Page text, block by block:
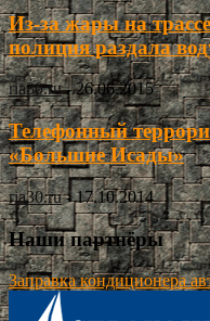
Из-за жары на
полиция раздала
ria30.ru - 26.06.2015
Телефонный
«Большие Исады»
ria30.ru - 17.10.2014
Наши партнёры
Заправка кондиционера